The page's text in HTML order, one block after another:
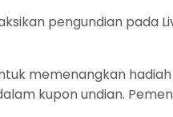
pengundian pada
memenangkan
kupon undian.